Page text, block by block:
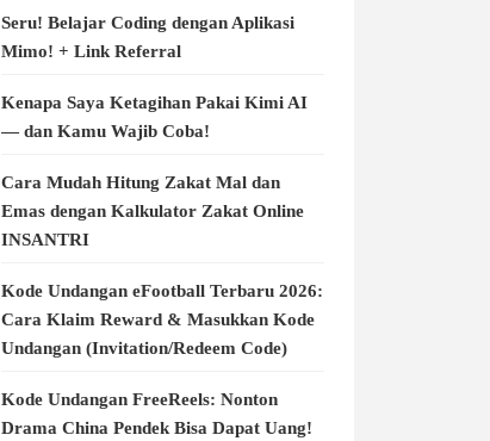
Seru! Belajar Coding dengan Aplikasi
Mimo! + Link Referral
Kenapa Saya Ketagihan Pakai Kimi AI
— dan Kamu Wajib Coba!
Cara Mudah Hitung Zakat Mal dan
Emas dengan Kalkulator Zakat Online
INSANTRI
Kode Undangan eFootball Terbaru 2026:
Cara Klaim Reward & Masukkan Kode
Undangan (Invitation/Redeem Code)
Kode Undangan FreeReels: Nonton
Drama China Pendek Bisa Dapat Uang!